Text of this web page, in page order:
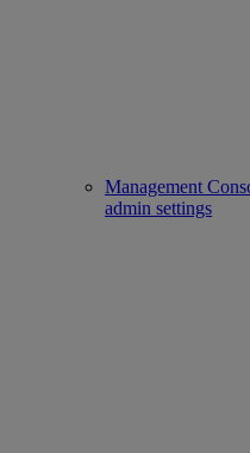
Management
admin settings